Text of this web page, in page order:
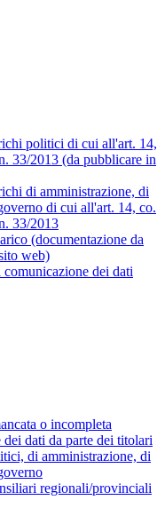
politici di cui all'art. 14,
33/2013 (da pubblicare in
di amministrazione, di
di cui all'art. 14, co.
33/2013
(documentazione da
web)
comunicazione dei dati
o incompleta
dati da parte dei titolari
di amministrazione, di
regionali/provinciali